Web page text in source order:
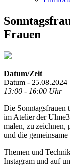
Frauen
Datum/Zeit
Datum - 25.08.2024
13:00 - 16:00 Uhr
Die Sonntagsfrauen
im Atelier der
malen, zu zeichnen,
und die
Themen und
Instagram und auf